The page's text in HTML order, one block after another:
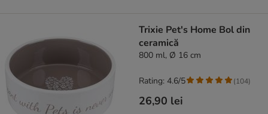
Trixie Pet's Home Bol din
ceramică
800 ml, Ø 16 cm
26,90 lei
Rating: 4.6/5 (104)